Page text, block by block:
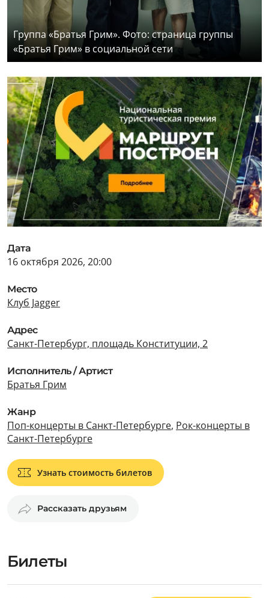
Группа «Братья Грим». Фото: страница группы
«Братья Грим» в социальной сети
Дата
16 октября 2026, 20:00
Место
Клуб Jagger
Адрес
Санкт-Петербург, площадь Конституции, 2
Исполнитель / Артист
Братья Грим
Жанр
Поп-концерты в Санкт-Петербурге, Рок-концерты в
Санкт-Петербурге
Узнать стоимость билетов
Рассказать друзьям
Билеты